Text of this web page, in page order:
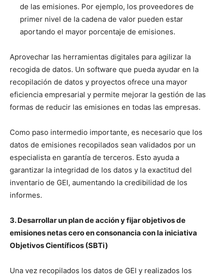
de las emisiones. Por ejemplo, los proveedores de
primer nivel de la cadena de valor pueden estar
aportando el mayor porcentaje de emisiones.
Aprovechar las herramientas digitales para agilizar la
recogida de datos. Un software que pueda ayudar en la
recopilación de datos y proyectos ofrece una mayor
eficiencia empresarial y permite mejorar la gestión de las
formas de reducir las emisiones en todas las empresas.
Como paso intermedio importante, es necesario que los
datos de emisiones recopilados sean validados por un
especialista en garantía de terceros. Esto ayuda a
garantizar la integridad de los datos y la exactitud del
inventario de GEI, aumentando la credibilidad de los
informes.
3. Desarrollar un plan de acción y fijar objetivos de
emisiones netas cero en consonancia con la iniciativa
Objetivos Científicos (SBTi)
Una vez recopilados los datos de GEI y realizados los